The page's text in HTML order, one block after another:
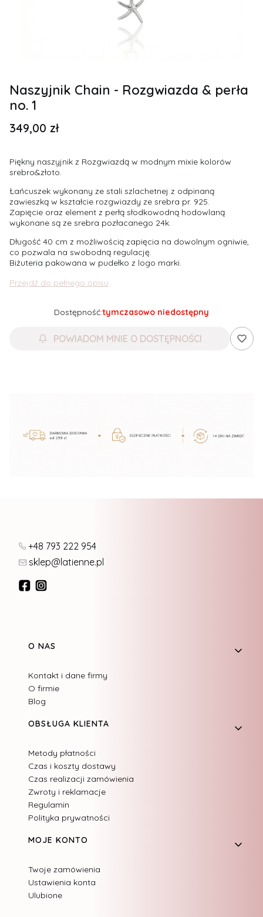
Naszyjnik Chain - Rozgwiazda & perła
no. 1
Cena
349,00 zł
Piękny naszyjnik z Rozgwiazdą w modnym mixie kolorów
srebro&złoto.
Łańcuszek wykonany ze stali szlachetnej z odpinaną
zawieszką w kształcie rozgwiazdy ze srebra pr. 925.
Zapięcie oraz element z perłą słodkowodną hodowlaną
wykonane są ze srebra pozłacanego 24k.
Długość 40 cm z możliwością zapięcia na dowolnym ogniwie,
co pozwala na swobodną regulację.
Biżuteria pakowana w pudełko z logo marki.
Przejdź do pełnego opisu
Dostępność:tymczasowo niedostępny
POWIADOM MNIE O DOSTĘPNOŚCI
+48 793 222 954
sklep@latienne.pl
Linki w stopce
O NAS
Kontakt i dane firmy
O firmie
Blog
OBSŁUGA KLIENTA
Metody płatności
Czas i koszty dostawy
Czas realizacji zamówienia
Zwroty i reklamacje
Regulamin
Polityka prywatności
MOJE KONTO
Twoje zamówienia
Ustawienia konta
Ulubione